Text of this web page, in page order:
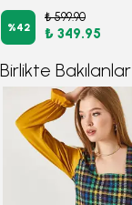
%42
₺ 599.90
₺ 349.95
Birlikte Bakılanlar